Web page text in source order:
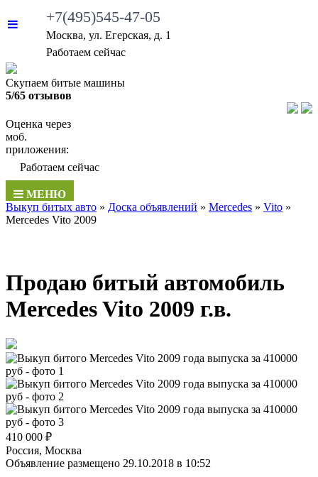
+7(495)545-47-05
Москва, ул. Егерская, д. 1
Работаем сейчас
Скупаем битые машины
5/65 отзывов
Оценка через
моб.
приложения:
Работаем сейчас
МЕНЮ
Выкуп битых авто » Доска объявлений » Mercedes » Vito »
Mercedes Vito 2009
Продаю битый автомобиль
Mercedes Vito 2009 г.в.
410 000 ₽
Россия, Москва
Объявление размещено 29.10.2018 в 10:52